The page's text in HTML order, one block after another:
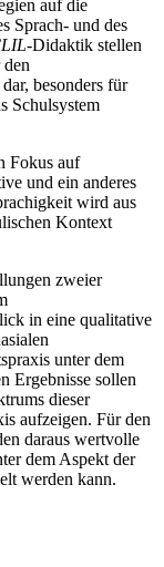
auf die
Sprach- und des
-Didaktik stellen
besonders für
Schulsystem
Fokus auf
und ein anderes
wird aus
Kontext
zweier
in eine qualitative
unter dem
Ergebnisse sollen
dieser
aufzeigen. Für den
daraus wertvolle
dem Aspekt der
werden kann.